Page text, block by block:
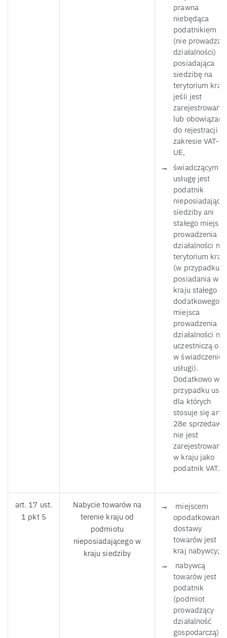
prawna
niebędąca
podatnikiem
(nie
działalności)
posiadająca
siedzibę na
terytorium
jeśli jest
zarejestrowana
lub obowiązana
do rejestracji w
zakresie VAT-
UE,
świadczącym
usługę jest
podatnik
nieposiadający
siedziby ani
stałego miejsca
prowadzenia
działalności na
terytorium kraju
(w przypadku
posiadania w
kraju stałego
dodatkowego
miejsca
prowadzenia
działalności nie
uczestniczą one
w świadczeniu
usługi).
Dodatkowo w
przypadku
dla których
stosuje się art.
28e
nie jest
zarejestrowany
w kraju jako
podatnik VAT.
art. 17 ust.
1 pkt 5
Nabycie towarów na
terenie kraju od
podmiotu
nieposiadającego w
kraju siedziby
miejscem
opodatkowania
dostawy
towarów jest
kraj nabywcy;
nabywcą
towarów jest
podatnik
(podmiot
prowadzący
działalność
gospodarczą),